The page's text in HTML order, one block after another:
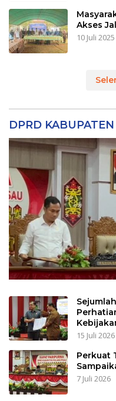
Akses
10 Juli 2025
DPRD
15 Juli 2026
Perkuat
7 Juli 2026